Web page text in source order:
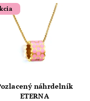
náhrdelník
ETERNA